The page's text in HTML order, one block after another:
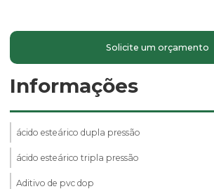
Solicite um orçamento
Informações
ácido esteárico dupla pressão
ácido esteárico tripla pressão
Aditivo de pvc dop